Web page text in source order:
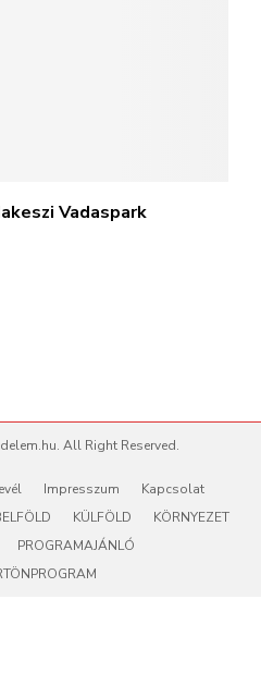
Vadaspark
All Right Reserved.
Impresszum
Kapcsolat
KÜLFÖLD
KÖRNYEZET
PROGRAMAJÁNLÓ